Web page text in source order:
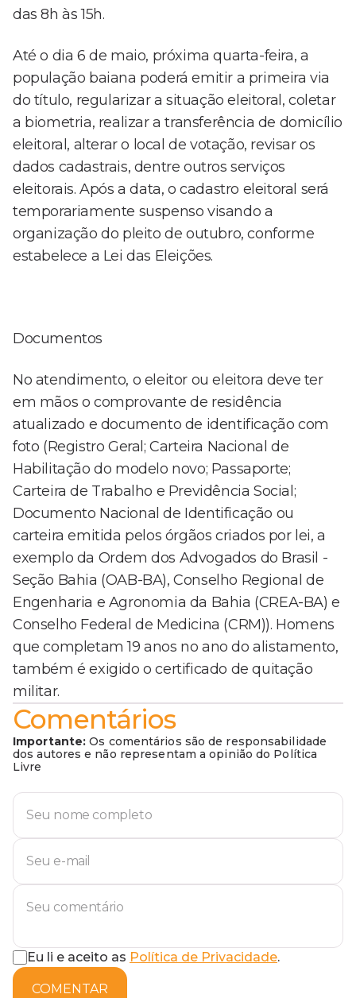
das 8h às 15h.
Até o dia 6 de maio, próxima quarta-feira, a
população baiana poderá emitir a primeira via
do título, regularizar a situação eleitoral, coletar
a biometria, realizar a transferência de domicílio
eleitoral, alterar o local de votação, revisar os
dados cadastrais, dentre outros serviços
eleitorais. Após a data, o cadastro eleitoral será
temporariamente suspenso visando a
organização do pleito de outubro, conforme
estabelece a Lei das Eleições.
Documentos
No atendimento, o eleitor ou eleitora deve ter
em mãos o comprovante de residência
atualizado e documento de identificação com
foto (Registro Geral; Carteira Nacional de
Habilitação do modelo novo; Passaporte;
Carteira de Trabalho e Previdência Social;
Documento Nacional de Identificação ou
carteira emitida pelos órgãos criados por lei, a
exemplo da Ordem dos Advogados do Brasil -
Seção Bahia (OAB-BA), Conselho Regional de
Engenharia e Agronomia da Bahia (CREA-BA) e
Conselho Federal de Medicina (CRM)). Homens
que completam 19 anos no ano do alistamento,
também é exigido o certificado de quitação
militar.
Comentários
Importante: Os comentários são de responsabilidade
dos autores e não representam a opinião do Política
Livre
Eu li e aceito as Política de Privacidade.
COMENTAR